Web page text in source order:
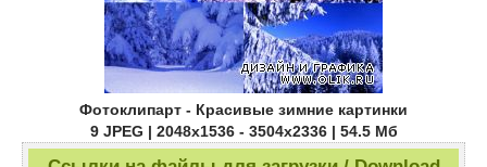
Фотоклипарт - Красивые зимние картинки
9 JPEG | 2048x1536 - 3504x2336 | 54.5 Mб